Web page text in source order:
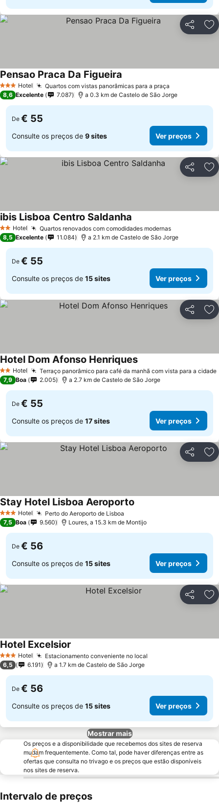
Partilhar
3 EstrelasHotel Quartos com vistas panorâmicas para a praça
Pensao Praca Da Figueira
8,6 Excelente 7.087 a 0.3 km de Castelo de São Jorge
De € 55
Consulte os preços de 9 sites Ver preços
Partilhar
2 Estrelas
Hotel Quartos renovados com comodidades modernas
ibis Lisboa Centro Saldanha
8,5 Excelente 11.084 a 2.1 km de Castelo de São Jorge
De € 55
Consulte os preços de 15 sites Ver preços
Partilhar
2 Estrelas
Hotel Terraço panorâmico para café da manhã com vista para a cidade
Hotel Dom Afonso Henriques
7,9 Boa 2.005 a 2.7 km de Castelo de São Jorge
De € 55
Consulte os preços de 17 sites Ver preços
Partilhar
3 EstrelasHotel Perto do Aeroporto de Lisboa
Stay Hotel Lisboa Aeroporto
7,5 Boa 9.560 Loures, a 15.3 km de Montijo
De € 56
Consulte os preços de 15 sites Ver preços
Partilhar
3 EstrelasHotel Estacionamento conveniente no local
Hotel Excelsior
6,5 6.191 a 1.7 km de Castelo de São Jorge
De € 56
Consulte os preços de 15 sites Ver preços
Mostrar mais
Os preços e a disponibilidade que recebemos dos sites de reserva
mudam frequentemente. Como tal, pode haver diferenças entre as
ofertas que consulta no trivago e os preços que estão disponíveis
nos sites de reserva.
Intervalo de preços